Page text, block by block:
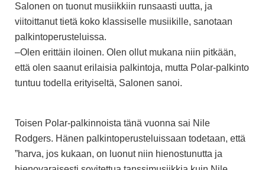
Salonen on tuonut musiikkiin runsaasti uutta, ja
viitoittanut tietä koko klassiselle musiikille, sanotaan
palkintoperusteluissa.
–Olen erittäin iloinen. Olen ollut mukana niin pitkään,
että olen saanut erilaisia palkintoja, mutta Polar-palkinto
tuntuu todella erityiseltä, Salonen sanoi.
Toisen Polar-palkinnoista tänä vuonna sai Nile
Rodgers. Hänen palkintoperusteluissaan todetaan, että
”harva, jos kukaan, on luonut niin hienostunutta ja